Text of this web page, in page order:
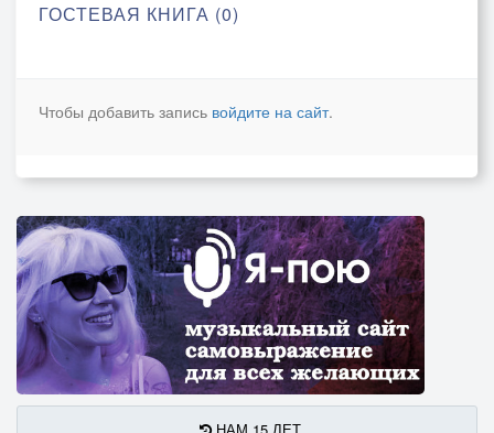
ГОСТЕВАЯ КНИГА (0)
Чтобы добавить запись войдите на сайт.